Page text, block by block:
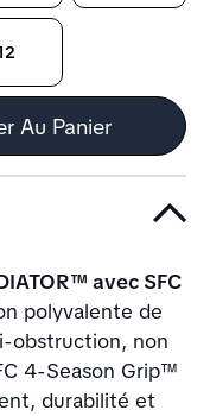
Au Panier
avec SFC
polyvalente de
obstruction, non
4-Season Grip™
durabilité et